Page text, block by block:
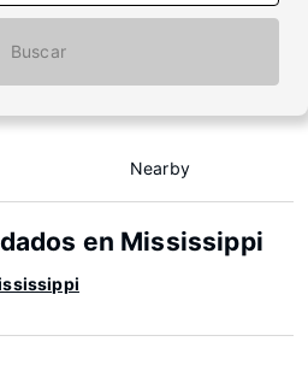
Buscar
Nearby
en Mississippi